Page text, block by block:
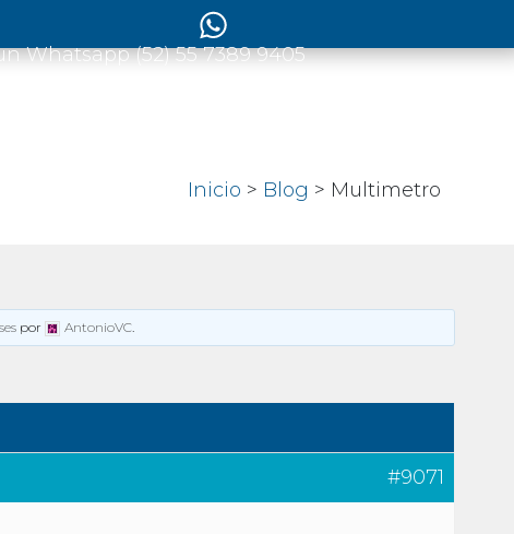
Whatsapp (52) 55 7389 9405
Inicio > Blog > Multimetro
por AntonioVC.
#9071